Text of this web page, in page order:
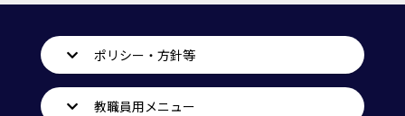
ポリシー・方針等
教職員用メニュー